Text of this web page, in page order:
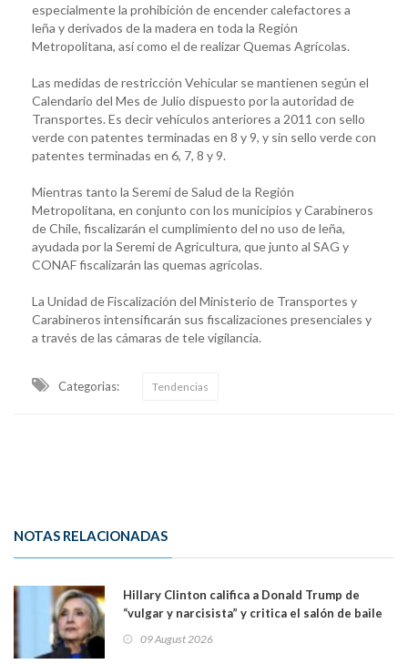
especialmente la prohibición de encender calefactores a
leña y derivados de la madera en toda la Región
Metropolitana, así como el de realizar Quemas Agrícolas.
Las medidas de restricción Vehicular se mantienen según el
Calendario del Mes de Julio dispuesto por la autoridad de
Transportes. Es decir vehículos anteriores a 2011 con sello
verde con patentes terminadas en 8 y 9, y sin sello verde con
patentes terminadas en 6, 7, 8 y 9.
Mientras tanto la Seremi de Salud de la Región
Metropolitana, en conjunto con los municipios y Carabineros
de Chile, fiscalizarán el cumplimiento del no uso de leña,
ayudada por la Seremi de Agricultura, que junto al SAG y
CONAF fiscalizarán las quemas agrícolas.
La Unidad de Fiscalización del Ministerio de Transportes y
Carabineros intensificarán sus fiscalizaciones presenciales y
a través de las cámaras de tele vigilancia.
Categorias: Tendencias
NOTAS RELACIONADAS
Hillary Clinton califica a Donald Trump de
“vulgar y narcisista” y critica el salón de baile
casa. Y la está destruyendo”
09 August 2026